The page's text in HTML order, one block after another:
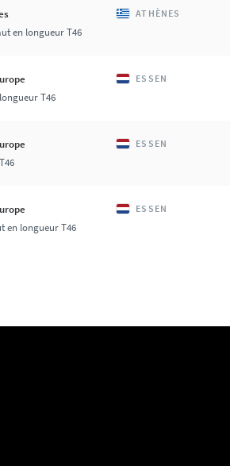
ATHÈNES
en longueur T46
ESSEN
T46
ESSEN
ESSEN
en longueur T46